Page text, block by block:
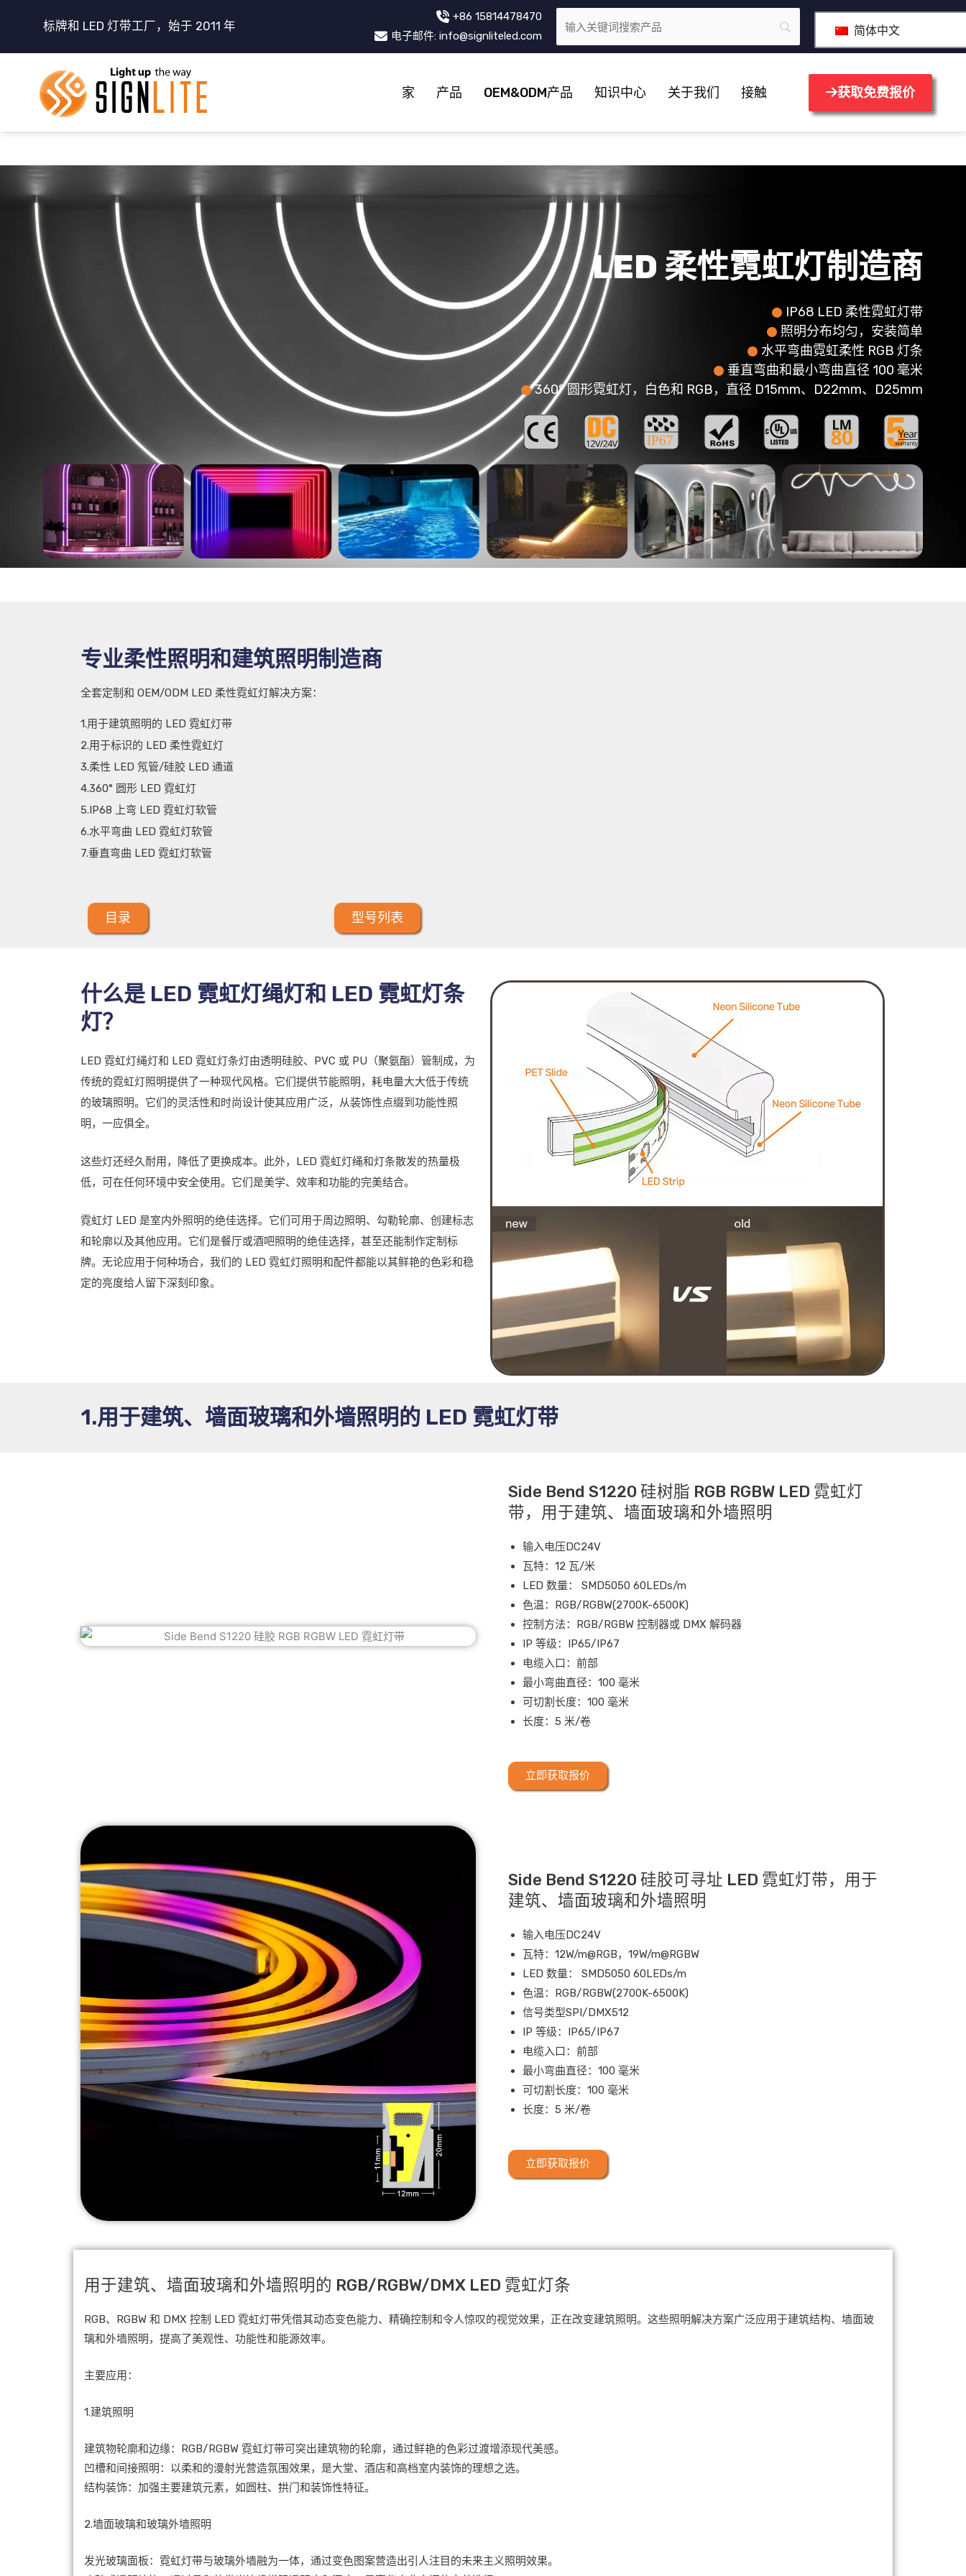
标牌和 LED 灯带工厂，始于 2011 年
+86 15814478470
电子邮件: info@signliteled.com
简体中文
家 产品 OEM&ODM产品 知识中心 关于我们 接触 获取免费报价
LED 柔性霓虹灯制造商
IP68 LED 柔性霓虹灯带
照明分布均匀，安装简单
水平弯曲霓虹柔性 RGB 灯条
垂直弯曲和最小弯曲直径 100 毫米
360° 圆形霓虹灯，白色和 RGB，直径 D15mm、D22mm、D25mm
IP67
专业柔性照明和建筑照明制造商
全套定制和 OEM/ODM LED 柔性霓虹灯解决方案：
1.用于建筑照明的 LED 霓虹灯带
2.用于标识的 LED 柔性霓虹灯
3.柔性 LED 氖管/硅胶 LED 通道
4.360° 圆形 LED 霓虹灯
5.IP68 上弯 LED 霓虹灯软管
6.水平弯曲 LED 霓虹灯软管
7.垂直弯曲 LED 霓虹灯软管
目录 型号列表
什么是 LED 霓虹灯绳灯和 LED 霓虹灯条
灯？
LED 霓虹灯绳灯和 LED 霓虹灯条灯由透明硅胶、PVC 或 PU（聚氨酯）管制成，为
传统的霓虹灯照明提供了一种现代风格。它们提供节能照明，耗电量大大低于传统
的玻璃照明。它们的灵活性和时尚设计使其应用广泛，从装饰性点缀到功能性照
明，一应俱全。
这些灯还经久耐用，降低了更换成本。此外，LED 霓虹灯绳和灯条散发的热量极
低，可在任何环境中安全使用。它们是美学、效率和功能的完美结合。
霓虹灯 LED 是室内外照明的绝佳选择。它们可用于周边照明、勾勒轮廓、创建标志
和轮廓以及其他应用。它们是餐厅或酒吧照明的绝佳选择，甚至还能制作定制标
牌。无论应用于何种场合，我们的 LED 霓虹灯照明和配件都能以其鲜艳的色彩和稳
定的亮度给人留下深刻印象。
1.用于建筑、墙面玻璃和外墙照明的 LED 霓虹灯带
Side Bend S1220 硅树脂 RGB RGBW LED 霓虹灯
带，用于建筑、墙面玻璃和外墙照明
输入电压DC24V
瓦特：12 瓦/米
LED 数量： SMD5050 60LEDs/m
色温：RGB/RGBW(2700K-6500K)
控制方法：RGB/RGBW 控制器或 DMX 解码器
IP 等级：IP65/IP67
电缆入口：前部
最小弯曲直径：100 毫米
可切割长度：100 毫米
长度：5 米/卷
立即获取报价
Side Bend S1220 硅胶可寻址 LED 霓虹灯带，用于
建筑、墙面玻璃和外墙照明
输入电压DC24V
瓦特：12W/m@RGB，19W/m@RGBW
LED 数量： SMD5050 60LEDs/m
色温：RGB/RGBW(2700K-6500K)
信号类型SPI/DMX512
IP 等级：IP65/IP67
电缆入口：前部
最小弯曲直径：100 毫米
可切割长度：100 毫米
长度：5 米/卷
立即获取报价
用于建筑、墙面玻璃和外墙照明的 RGB/RGBW/DMX LED 霓虹灯条
RGB、RGBW 和 DMX 控制 LED 霓虹灯带凭借其动态变色能力、精确控制和令人惊叹的视觉效果，正在改变建筑照明。这些照明解决方案广泛应用于建筑结构、墙面玻
璃和外墙照明，提高了美观性、功能性和能源效率。
主要应用：
1.建筑照明
建筑物轮廓和边缘：RGB/RGBW 霓虹灯带可突出建筑物的轮廓，通过鲜艳的色彩过渡增添现代美感。
凹槽和间接照明：以柔和的漫射光营造氛围效果，是大堂、酒店和高档室内装饰的理想之选。
结构装饰：加强主要建筑元素，如圆柱、拱门和装饰性特征。
2.墙面玻璃和玻璃外墙照明
发光玻璃面板：霓虹灯带与玻璃外墙融为一体，通过变色图案营造出引人注目的未来主义照明效果。